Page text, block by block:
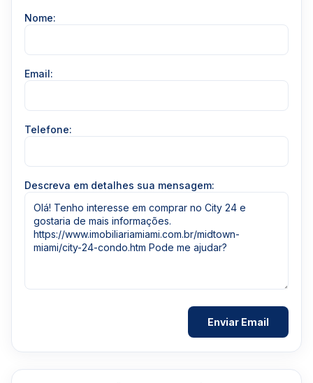
Nome:
Email:
Telefone:
Descreva em detalhes sua mensagem: